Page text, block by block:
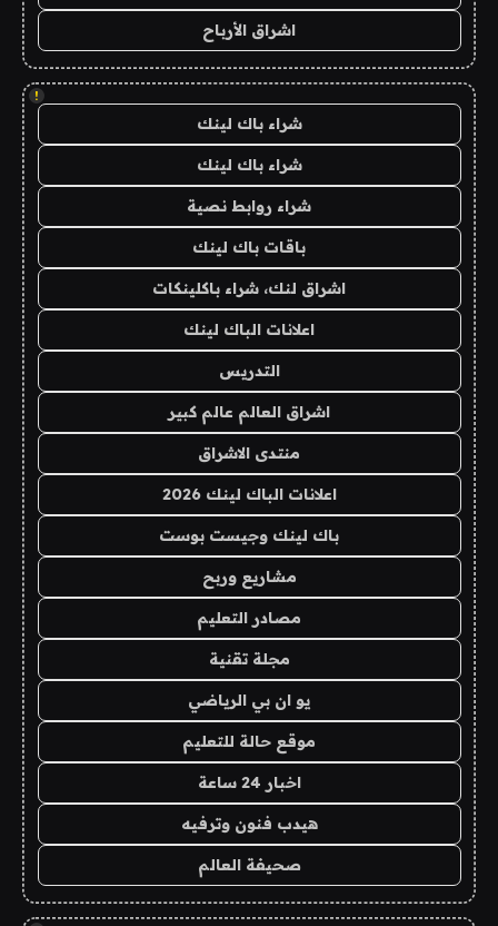
اشراق الأرباح
!
شراء باك لينك
شراء باك لينك
شراء روابط نصية
باقات باك لينك
اشراق لنك، شراء باكلينكات
اعلانات الباك لينك
التدريس
اشراق العالم عالم كبير
منتدى الاشراق
اعلانات الباك لينك 2026
باك لينك وجيست بوست
مشاريع وربح
مصادر التعليم
مجلة تقنية
يو ان بي الرياضي
موقع حالة للتعليم
اخبار 24 ساعة
هيدب فنون وترفيه
صحيفة العالم